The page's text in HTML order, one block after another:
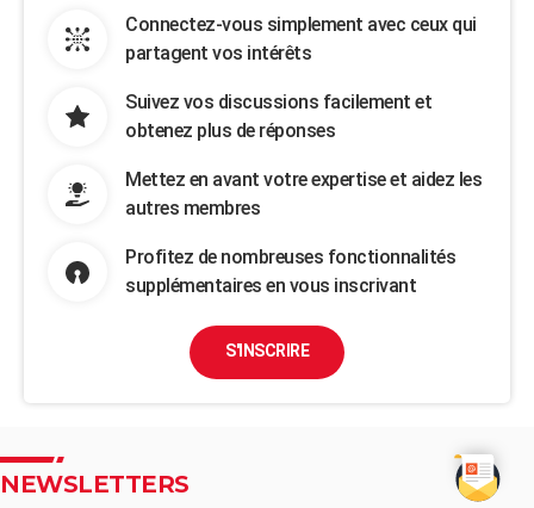
Connectez-vous simplement avec ceux qui
partagent vos intérêts
Suivez vos discussions facilement et
obtenez plus de réponses
Mettez en avant votre expertise et aidez les
autres membres
Profitez de nombreuses fonctionnalités
supplémentaires en vous inscrivant
S'INSCRIRE
NEWSLETTERS